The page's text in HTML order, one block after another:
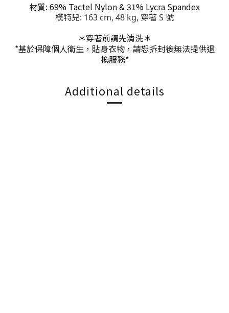
材質: 69% Tactel Nylon & 31% Lycra Spandex
模特兒: 163 cm, 48 kg, 穿著 S 號
＊穿著前請先清洗＊
*基於保障個人衛生，貼身衣物，請恕拆封後無法提供退
換服務*
Additional details